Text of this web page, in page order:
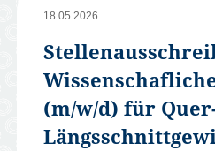
18.05.2026
(m/w/d) für